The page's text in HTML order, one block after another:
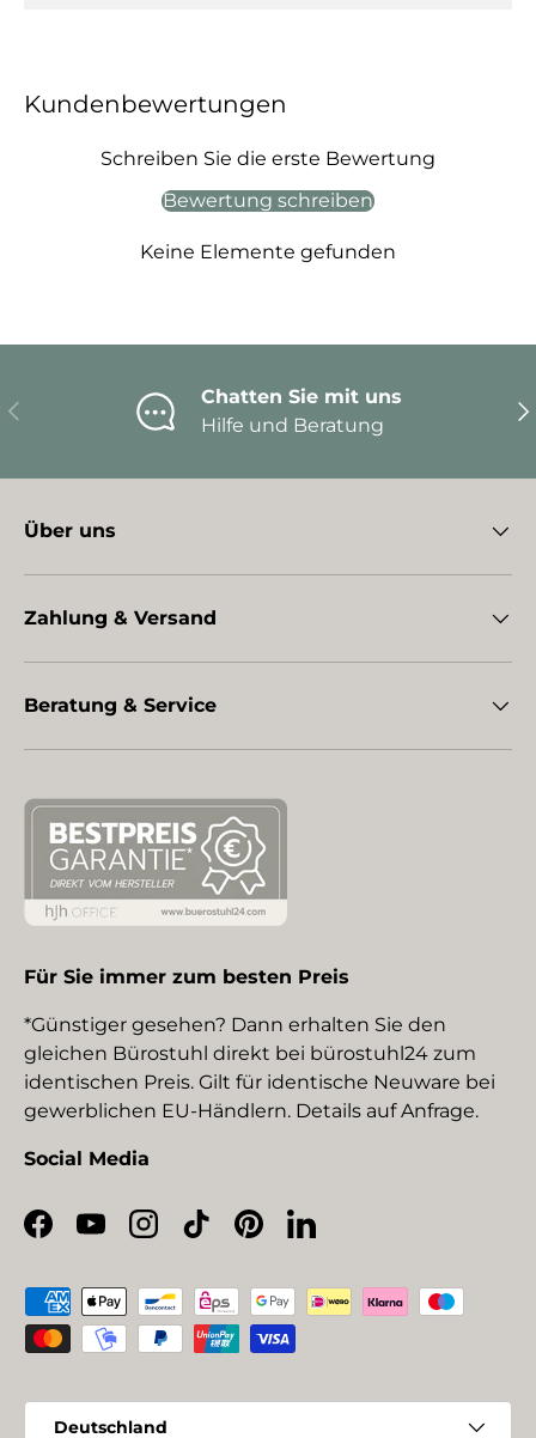
Kundenbewertungen
Schreiben Sie die erste Bewertung
Bewertung schreiben
Keine Elemente gefunden
Vorherige
Chatten Sie mit uns
Hilfe und Beratung
Über uns
Zahlung & Versand
Beratung & Service
Für Sie immer zum besten Preis
*Günstiger gesehen? Dann erhalten Sie den
gleichen Bürostuhl direkt bei bürostuhl24 zum
identischen Preis. Gilt für identische Neuware bei
gewerblichen EU-Händlern. Details auf Anfrage.
Social Media
Facebook
YouTubeInstagram
TikTokPinterestLinkedIn
Zahlungsmethoden
Deutschland